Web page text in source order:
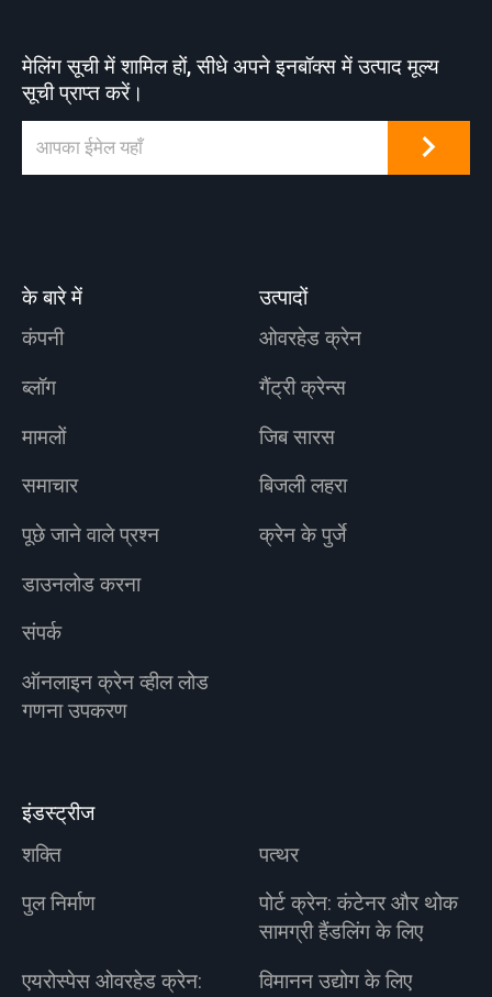
उत्पादन, कोयला धुलाई,
स्लैग हटाना।
मेलिंग सूची में शामिल हों, सीधे अपने इनबॉक्स में उत्पाद मूल्य
सूची प्राप्त करें।
के बारे में
कंपनी
ब्लॉग
मामलों
समाचार
पूछे जाने वाले प्रश्न
डाउनलोड करना
संपर्क
ऑनलाइन क्रेन व्हील लोड
गणना उपकरण
उत्पादों
ओवरहेड क्रेन
गैंट्री क्रेन्स
जिब सारस
बिजली लहरा
क्रेन के पुर्जे
इंडस्ट्रीज
शक्ति
पत्थर
पुल निर्माण
पोर्ट क्रेन: कंटेनर और थोक
सामग्री हैंडलिंग के लिए
एयरोस्पेस ओवरहेड क्रेन:
विमानन उद्योग के लिए